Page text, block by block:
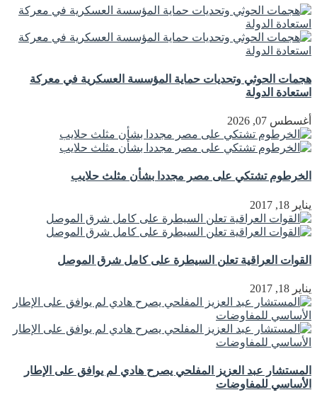
هجمات الحوثي وتحديات حماية المؤسسة العسكرية في معركة
استعادة الدولة
أغسطس 07, 2026
الخرطوم تشتكي على مصر مجددا بشأن مثلث حلايب
يناير 18, 2017
القوات العراقية تعلن السيطرة على كامل شرق الموصل
يناير 18, 2017
المستشار عبد العزيز المفلحي يصرح هادي لم يوافق على الإطار
الأساسي للمفاوضات